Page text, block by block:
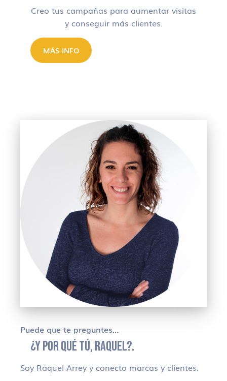
Creo tus campañas para aumentar visitas
y conseguir más clientes.
MÁS INFO
Puede que te preguntes…
¿Y POR QUÉ TÚ, RAQUEL?.
Soy Raquel Arrey y conecto marcas y clientes.